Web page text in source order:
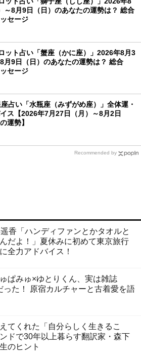
～8月9日（日）のあなたの運勢は？ 総合
セージ
ット占い「蟹座（かに座）」2026年8月3
月9日（日）のあなたの運勢は？ 総合
セージ
占い「水瓶座（みずがめ座）」全体運・
ス【2026年7月27日（月）～8月2日
運勢】
Recommended by
香「ハンディファンとかタオルと
だよ！」夏休みに初めて東京旅行
全力アドバイス！
ぱみゅ×ゆとりくん、実は雑誌
った！ 原宿カルチャーと古着愛を語
てくれた「自分らしく生きるこ
ドで30年以上暮らす翻訳家・森下
のヒント